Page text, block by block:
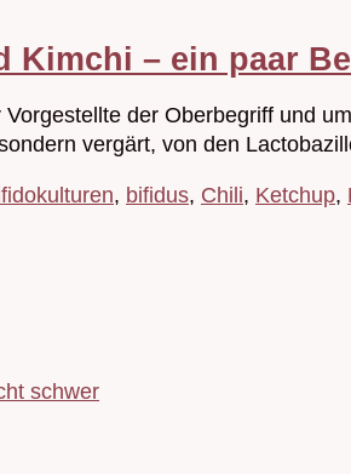
Kimchi – ein paar
der Oberbegriff und
vergärt, von den
, bifidus, Chili, Ketchup,
schwer